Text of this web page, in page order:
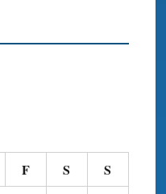
F S S